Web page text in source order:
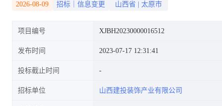
2026-08-09 招标｜信息变更 山西省 太原市
项目编号 XJBH20230000016512
发布时间 2023-07-17 12:31:41
投标截止时间
招标单位 山西建投装饰产业有限公司